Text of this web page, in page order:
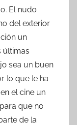
El nudo
del exterior
un
últimas
sea un buen
lo que le ha
el cine un
que no
de la